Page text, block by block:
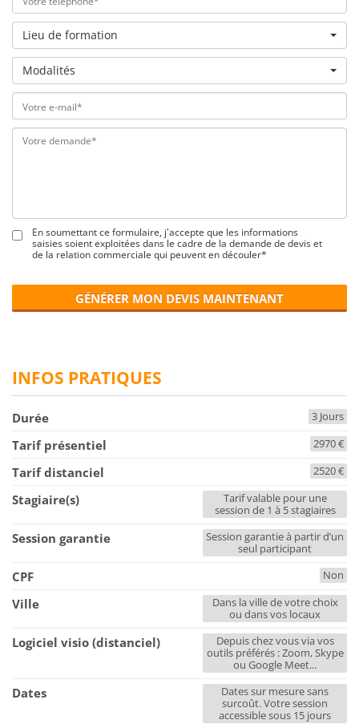
Lieu de formation
Modalités
En soumettant ce formulaire, j'accepte que les informations
saisies soient exploitées dans le cadre de la demande de devis et
de la relation commerciale qui peuvent en découler*
GÉNÉRER MON DEVIS MAINTENANT
INFOS PRATIQUES
Durée 3 Jours
Tarif présentiel 2970 €
Tarif distanciel 2520 €
Stagiaire(s)
Tarif valable pour une
session de 1 à 5 stagiaires
Session garantie
Session garantie à partir d’un
seul participant
CPF Non
Ville
Dans la ville de votre choix
ou dans vos locaux
Logiciel visio (distanciel)
Depuis chez vous via vos
outils préférés : Zoom, Skype
ou Google Meet...
Dates
Dates sur mesure sans
surcoût. Votre session
accessible sous 15 jours